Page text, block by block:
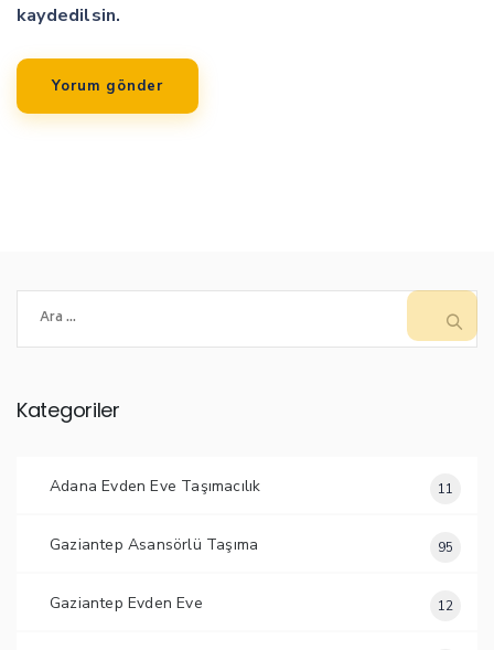
kaydedilsin.
Kategoriler
Adana Evden Eve Taşımacılık 11
Gaziantep Asansörlü Taşıma 95
Gaziantep Evden Eve 12